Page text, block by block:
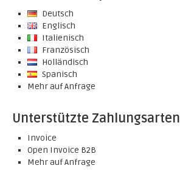
Deutsch
Englisch
Italienisch
Französisch
Holländisch
Spanisch
Mehr auf Anfrage
Unterstützte Zahlungsarten
Invoice
Open Invoice B2B
Mehr auf Anfrage